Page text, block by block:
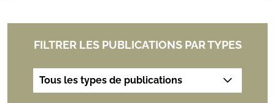
FILTRER LES PUBLICATIONS PAR TYPES